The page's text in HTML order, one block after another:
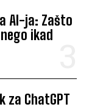
AI-ja: Zašto
ikad
za ChatGPT